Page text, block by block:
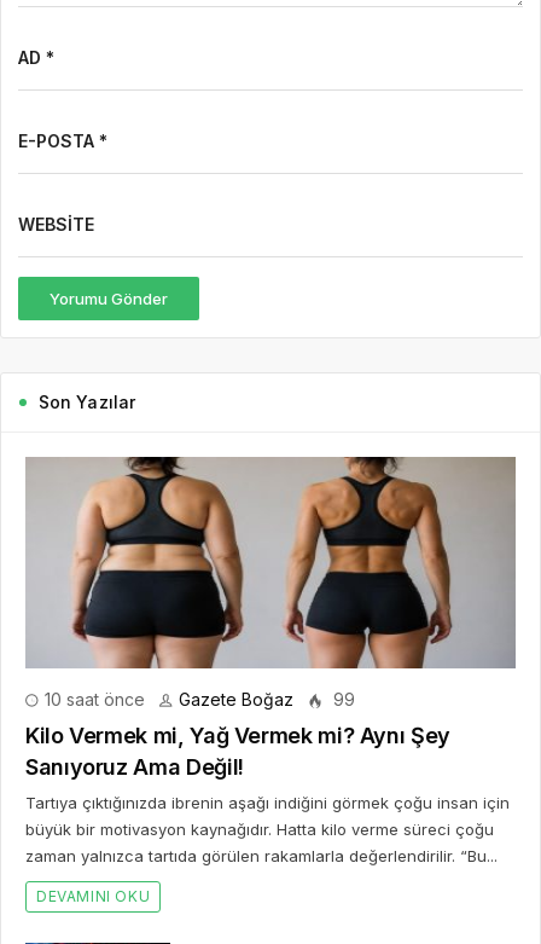
AD *
E-POSTA *
WEBSITE
Yorumu Gönder
Son Yazılar
10 saat önce Gazete Boğaz 99
Kilo Vermek mi, Yağ Vermek mi? Aynı Şey
Sanıyoruz Ama Değil!
Tartıya çıktığınızda ibrenin aşağı indiğini görmek çoğu insan için
büyük bir motivasyon kaynağıdır. Hatta kilo verme süreci çoğu
zaman yalnızca tartıda görülen rakamlarla değerlendirilir. “Bu...
DEVAMINI OKU